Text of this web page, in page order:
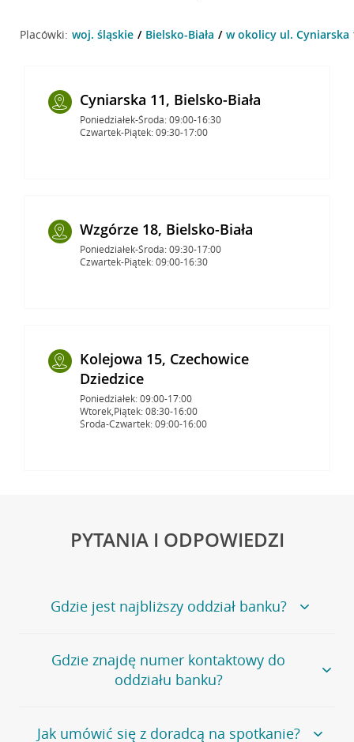
Placówki: woj. śląskie Bielsko-Biała w okolicy ul. Cyniarska
Cyniarska 11, Bielsko-Biała
Poniedziałek-Środa: 09:00-16:30
Czwartek-Piątek: 09:30-17:00
Wzgórze 18, Bielsko-Biała
Poniedziałek-Środa: 09:30-17:00
Czwartek-Piątek: 09:00-16:30
Kolejowa 15, Czechowice
Dziedzice
Poniedziałek: 09:00-17:00
Wtorek,Piątek: 08:30-16:00
Środa-Czwartek: 09:00-16:00
PYTANIA I ODPOWIEDZI
Gdzie jest najbliższy oddział banku?
Jeśli szukasz oddziału naszego banku, zapraszamy na
stronęPlacówki i bankomaty, na której znajduje się
wygodna wyszukiwarka.
oddziałów
Gdzie znajdę numer kontaktowy do
oddziału banku?
Bank Credit Agricole nie udostępnia ogólnego numeru
Jak umówić się z doradcą na spotkanie?